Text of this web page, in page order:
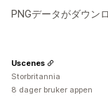
PNGデータがダウン
Uscenes
Storbritannia
8 dager bruker appen